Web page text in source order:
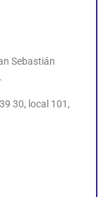
Sebastián
30, local 101,